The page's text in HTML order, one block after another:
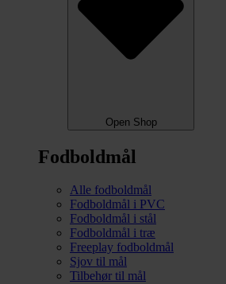
Open Shop
Fodboldmål
Alle fodboldmål
Fodboldmål i PVC
Fodboldmål i stål
Fodboldmål i træ
Freeplay fodboldmål
Sjov til mål
Tilbehør til mål